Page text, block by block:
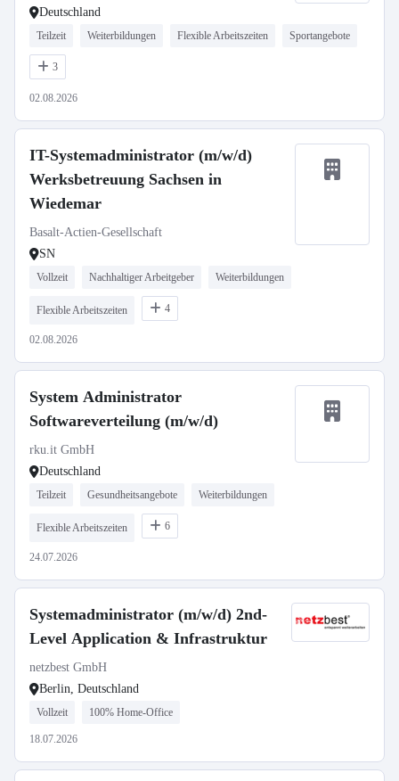
Deutschland
Teilzeit Weiterbildungen Flexible Arbeitszeiten Sportangebote
3
02.08.2026
IT-Systemadministrator (m/w/d)
Werksbetreuung Sachsen in
Wiedemar
Basalt-Actien-Gesellschaft
SN
Vollzeit Nachhaltiger Arbeitgeber Weiterbildungen
Flexible Arbeitszeiten 4
02.08.2026
System Administrator
Softwareverteilung (m/w/d)
rku.it GmbH
Deutschland
Teilzeit Gesundheitsangebote Weiterbildungen
Flexible Arbeitszeiten 6
24.07.2026
Systemadministrator (m/w/d) 2nd-
Level Application & Infrastruktur
netzbest GmbH
Berlin, Deutschland
Vollzeit 100% Home-Office
18.07.2026